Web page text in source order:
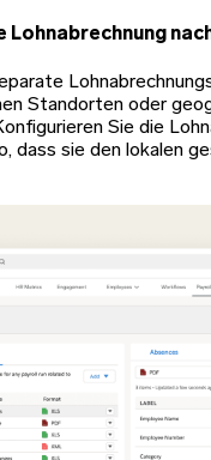
Lohnabrechnung
Standorten oder
Sie die
dass sie den lokalen